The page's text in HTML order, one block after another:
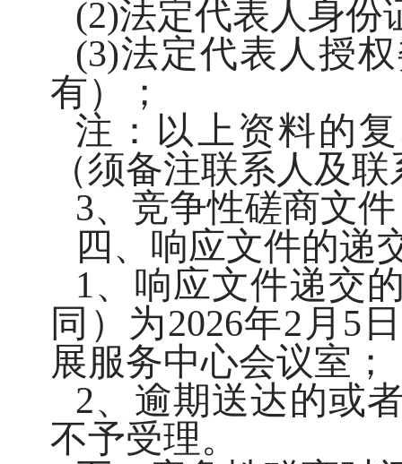
(2)法定代表人身份
(3)法定代表人授
有）；
注：以上资料的
（须备注联系人及
3、竞争性磋商文
四、响应文件的递
1、响应文件递交
同）为2026年2月5
展服务中心会议室；
2、逾期送达的或
不予受理。